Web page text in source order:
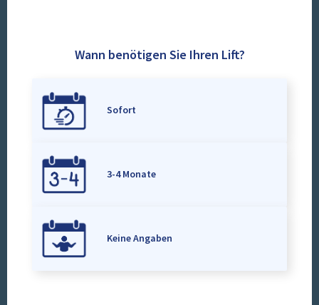
Wann benötigen Sie Ihren Lift?
Sofort
3-4 Monate
Keine Angaben